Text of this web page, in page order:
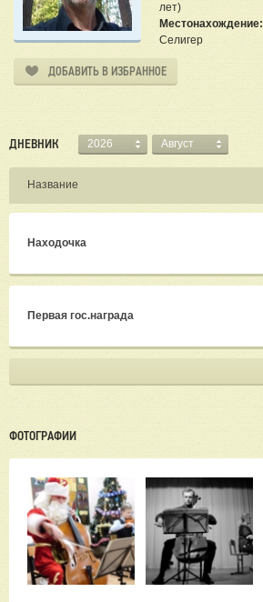
лет)
Местонахождение:
Селигер
ДОБАВИТЬ В ИЗБРАННОЕ
ДНЕВНИК 2026 Август
Название
Находочка
Первая гос.награда
ФОТОГРАФИИ